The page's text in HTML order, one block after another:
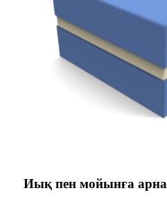
Иық пен мойынға